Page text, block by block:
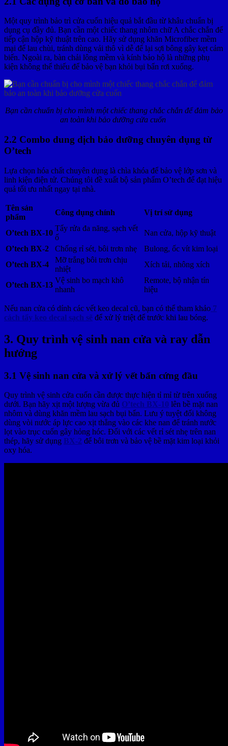
Một quy trình bảo trì cửa cuốn hiệu quả bắt đầu từ khâu chuẩn bị
dụng cụ đầy đủ. Bạn cần một chiếc thang nhôm chữ A chắc chắn để
tiếp cận hộp kỹ thuật trên cao. Hãy sử dụng khăn Microfiber mềm
mại để lau chùi, tránh dùng vải thô vì dễ để lại sợi bông gây kẹt cảm
biến. Ngoài ra, bàn chải lông mềm và kính bảo hộ là những phụ
kiện không thể thiếu để bảo vệ bạn khỏi bụi bẩn rơi xuống.
Bạn cần chuẩn bị cho mình một chiếc thang chắc chắn để đảm bảo
an toàn khi bảo dưỡng cửa cuốn
2.2 Combo dung dịch bảo dưỡng chuyên dụng từ
O’tech
Lựa chọn hóa chất chuyên dụng là chìa khóa để bảo vệ lớp sơn và
linh kiện điện tử. Chúng tôi đề xuất bộ sản phẩm O’tech để đạt hiệu
quả tối ưu nhất ngay tại nhà.
Tên sản
phẩm
Công dụng chính Vị trí sử dụng
O’tech BX-10
Tẩy rửa đa năng, sạch vết
ố
Nan cửa, hộp kỹ thuật
O’tech BX-2
Chống rỉ sét, bôi trơn nhẹ
Bulong, ốc vít kim loại
O’tech BX-4
Mỡ trắng bôi trơn chịu
nhiệt
Xích tải, nhông xích
O’tech BX-13
Vệ sinh bo mạch khô
nhanh
Remote, bộ nhận tín
hiệu
Nếu nan cửa có dính các vết keo decal cũ, bạn có thể tham khảo 7
cách tẩy keo decal sạch sẽ để xử lý triệt để trước khi lau bóng.
3. Quy trình vệ sinh nan cửa và ray dẫn
hướng
3.1 Vệ sinh nan cửa và xử lý vết bẩn cứng đầu
Quy trình vệ sinh cửa cuốn cần được thực hiện tỉ mỉ từ trên xuống
dưới. Bạn hãy xịt một lượng vừa đủ O’tech BX-10 lên bề mặt nan
nhôm và dùng khăn mềm lau sạch bụi bẩn. Lưu ý tuyệt đối không
dùng vòi nước áp lực cao xịt thẳng vào các khe nan để tránh nước
lọt vào trục cuốn gây hỏng hóc. Đối với các vết rỉ sét nhẹ trên nan
thép, hãy sử dụng BX-2 để bôi trơn và bảo vệ bề mặt kim loại khỏi
oxy hóa.